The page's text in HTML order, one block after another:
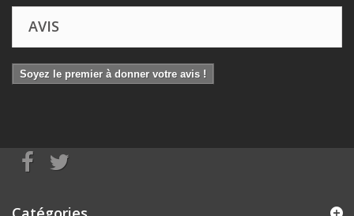
AVIS
Soyez le premier à donner votre avis !